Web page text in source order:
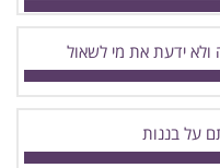
ידעת את מי לשאול